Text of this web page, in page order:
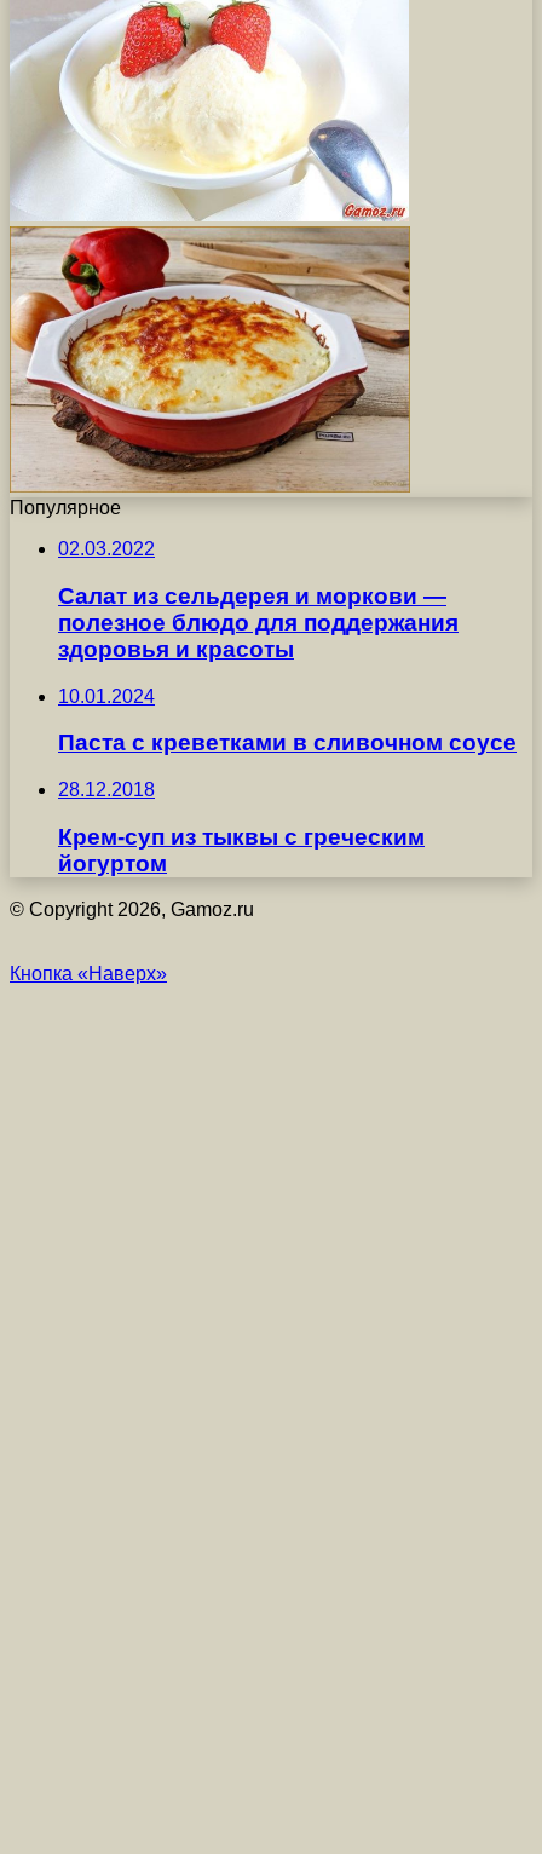
Популярное
02.03.2022
Салат из сельдерея и моркови —
полезное блюдо для поддержания
здоровья и красоты
10.01.2024
Паста с креветками в сливочном соусе
28.12.2018
Крем-суп из тыквы с греческим
йогуртом
© Copyright 2026, Gamoz.ru
Кнопка «Наверх»